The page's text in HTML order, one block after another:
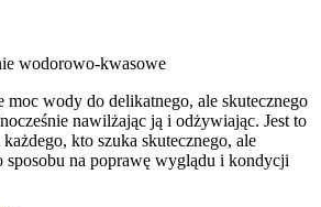
wodorowo-kwasowe
wody do delikatnego, ale skutecznego
nawilżając ją i odżywiając. Jest to
kto szuka skutecznego, ale
sposobu na poprawę wyglądu i kondycji